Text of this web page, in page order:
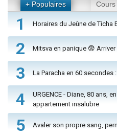
+ Populaires Cours
1 Horaires du Jeûne de Ticha
2 Mitsva en panique 😨 Arriver
3 La Paracha en 60 secondes
4
URGENCE - Diane, 80 ans,
appartement insalubre
5 Avaler son propre sang,